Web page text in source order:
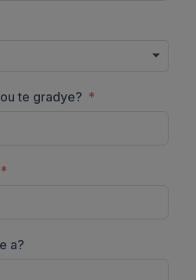
te gradye?
a?